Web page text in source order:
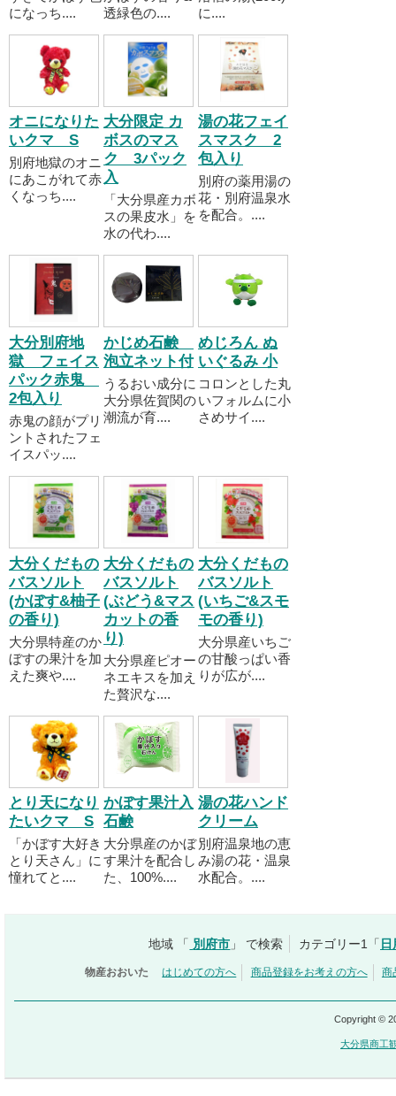
になっち....
透緑色の....
に....
オニになりた
いクマ S
別府地獄のオニ
にあこがれて赤
くなっち....
大分限定 カ
ボスのマス
ク 3パック
入
「大分県産カボ
スの果皮水」を
水の代わ....
湯の花フェイ
スマスク 2
包入り
別府の薬用湯の
花・別府温泉水
を配合。....
大分別府地
獄 フェイス
パック赤鬼
2包入り
赤鬼の顔がプリ
ントされたフェ
イスパッ....
かじめ石鹸
泡立ネット付
うるおい成分に
大分県佐賀関の
潮流が育....
めじろん ぬ
いぐるみ 小
コロンとした丸
いフォルムに小
さめサイ....
大分くだもの
バスソルト
(かぼす&柚子
の香り)
大分県特産のか
ぼすの果汁を加
えた爽や....
大分くだもの
バスソルト
(ぶどう&マス
カットの香
り)
大分県産ピオー
ネエキスを加え
た贅沢な....
大分くだもの
バスソルト
(いちご&スモ
モの香り)
大分県産いちご
の甘酸っぱい香
りが広が....
とり天になり
たいクマ S
「かぼす大好き
とり天さん」に
憧れてと....
かぼす果汁入
石鹸
大分県産のかぼ
す果汁を配合し
た、100%....
湯の花ハンド
クリーム
別府温泉地の恵
み湯の花・温泉
水配合。....
地域 「 別府市 」 で検索 カテゴリー1「
物産おおいた はじめての方へ 商品登録をお考えの方へ 商
Copyright ©
大分県商工